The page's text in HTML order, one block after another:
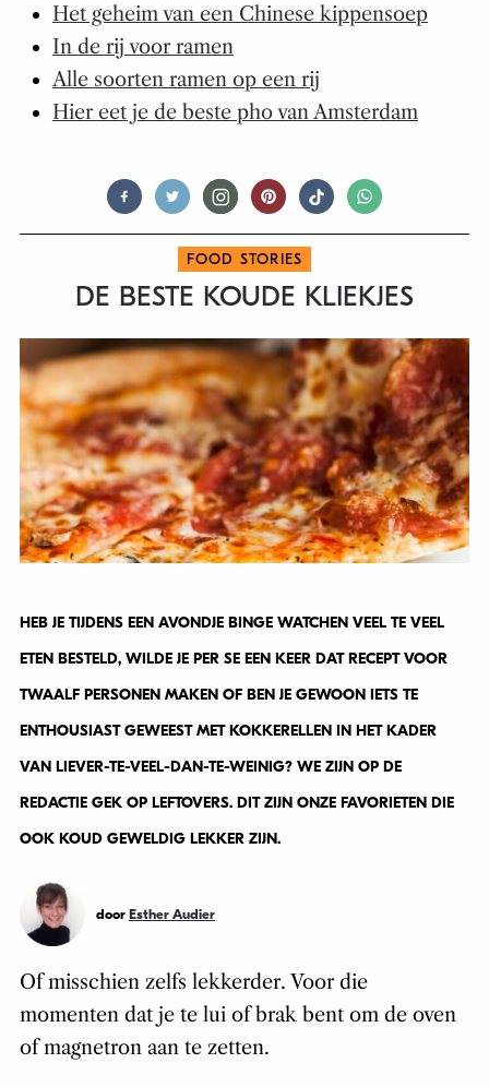
Het geheim van een Chinese kippensoep
In de rij voor ramen
Alle soorten ramen op een rij
Hier eet je de beste pho van Amsterdam
FOOD STORIES
DE BESTE KOUDE KLIEKJES
HEB JE TIJDENS EEN AVONDJE BINGE WATCHENVEEL TE VEEL
ETEN BESTELD, WILDE JE PER SE EEN KEER DAT RECEPT VOOR
TWAALF PERSONEN MAKEN OF BEN JE GEWOON IETS TE
ENTHOUSIAST GEWEEST MET KOKKERELLEN IN HET KADER
VAN LIEVER-TE-VEEL-DAN-TE-WEINIG? WE ZIJN OP DE
REDACTIE GEK OP LEFTOVERS. DIT ZIJN ONZE FAVORIETEN DIE
OOK KOUD GEWELDIG LEKKER ZIJN.
door Esther Audier
Of misschien zelfs lekkerder. Voor die
momenten dat je te lui of brak bent om de oven
of magnetron aan te zetten.